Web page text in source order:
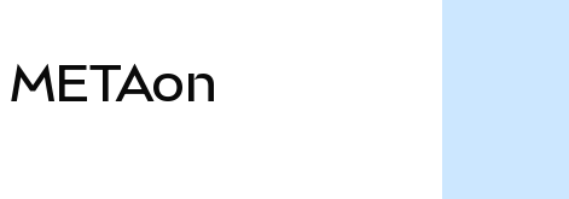
METAon